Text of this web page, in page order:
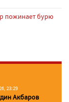
пожинает бурю
23:29
Акбаров